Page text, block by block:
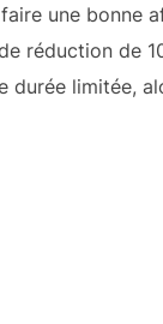
une bonne
réduction de
durée limitée,